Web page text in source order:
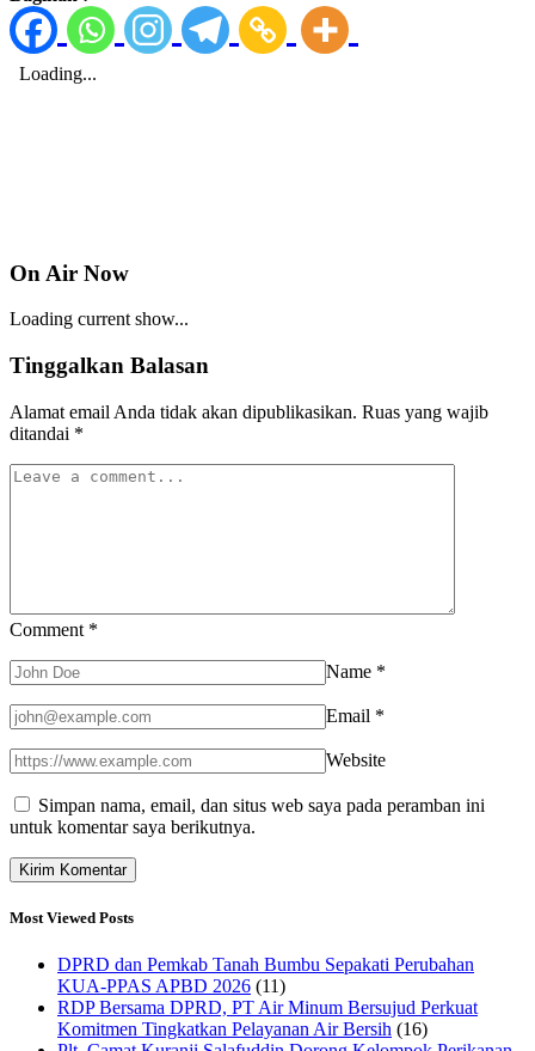
On Air Now
Loading current show...
Tinggalkan Balasan
Alamat email Anda tidak akan dipublikasikan. Ruas yang wajib
ditandai *
Comment *
Name *
Email *
Website
Simpan nama, email, dan situs web saya pada peramban ini
untuk komentar saya berikutnya.
Most Viewed Posts
DPRD dan Pemkab Tanah Bumbu Sepakati Perubahan
KUA-PPAS APBD 2026 (11)
RDP Bersama DPRD, PT Air Minum Bersujud Perkuat
Komitmen Tingkatkan Pelayanan Air Bersih (16)